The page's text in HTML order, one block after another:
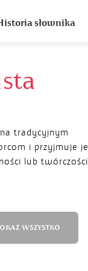
słownika
tradycyjnym
i przyjmuje je
lub twórczości
WSZYSTKO